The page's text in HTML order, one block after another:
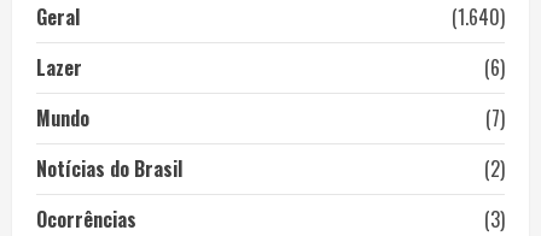
Geral
(1.640)
Lazer
(6)
Mundo
(7)
Notícias do Brasil
(2)
Ocorrências
(3)